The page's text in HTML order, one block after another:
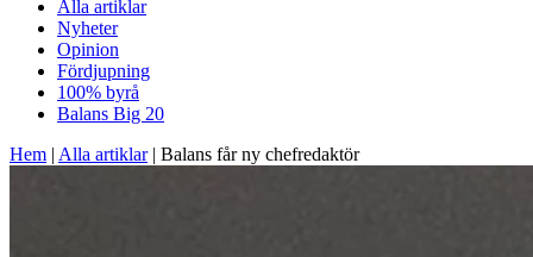
Alla artiklar
Nyheter
Opinion
Fördjupning
100% byrå
Balans Big 20
Hem | Alla artiklar| Balans får ny chefredaktör